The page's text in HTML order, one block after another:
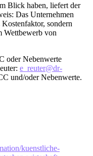
Blick haben, liefert der
Das Unternehmen
sondern
Wettbewerb von
oder Nebenwerte
e_reuter@dr-
und/oder Nebenwerte.
kuenstliche-